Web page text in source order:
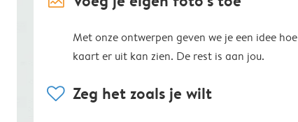
Met onze ontwerpen geven we je een idee
kaart er uit kan zien. De rest is aan jou.
heart Zeg het zoals je wilt